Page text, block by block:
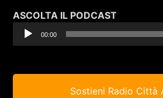
ASCOLTA IL PODCAST
Player
00:00
Sostieni Radio Città